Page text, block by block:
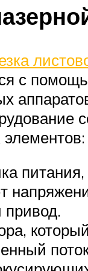
с
привод.